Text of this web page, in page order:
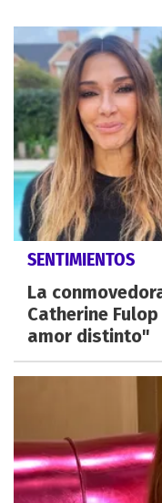
SENTIMIENTOS
La
Catherine
amor distinto"